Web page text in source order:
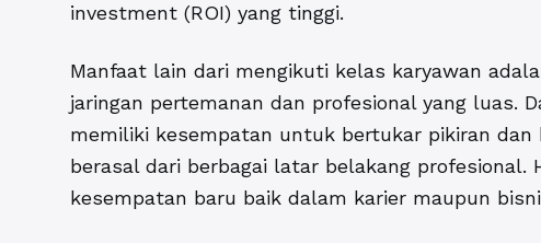
investment (ROI) yang tinggi.
Manfaat lain dari mengikuti kelas karyawan
jaringan pertemanan dan profesional yang luas.
memiliki kesempatan untuk bertukar pikiran dan
berasal dari berbagai latar belakang
kesempatan baru baik dalam karier maupun